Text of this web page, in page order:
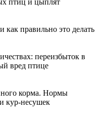
птиц и цыплят
правильно это делать
переизбыток в
вред птице
корма. Нормы
кур-несушек